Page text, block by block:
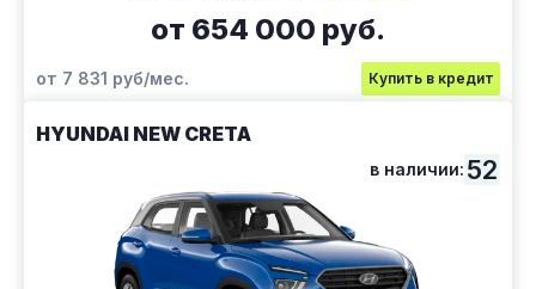
от 654 000 руб.
от 7 831 руб/мес. Купить в кредит
HYUNDAI NEW CRETA
в наличии: 52